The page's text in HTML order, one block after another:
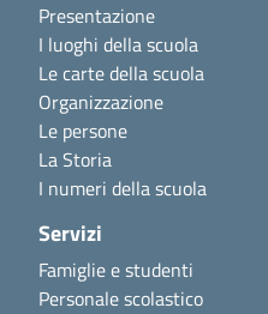
Presentazione
I luoghi della scuola
Le carte della scuola
Organizzazione
Le persone
La Storia
I numeri della scuola
Servizi
Famiglie e studenti
Personale scolastico